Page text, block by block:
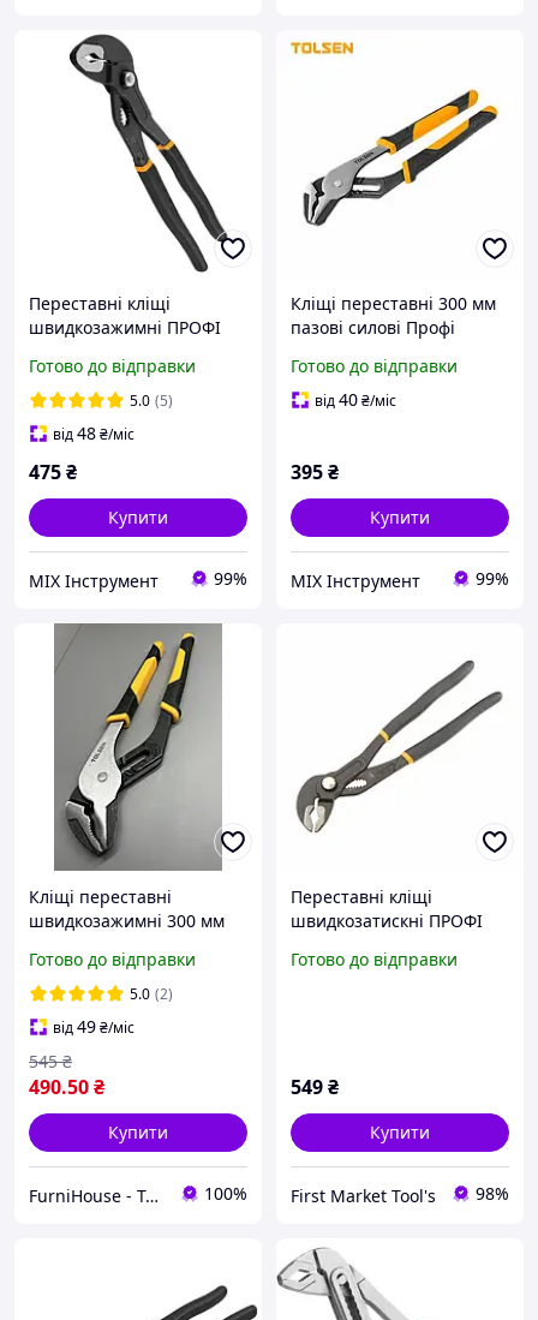
Переставні кліщі
швидкозажимні ПРОФІ
Готово до відправки
5.0 (5)
від48₴/міс
475₴
Купити
MIX Інструмент 99%
Кліщі переставні 300 мм
пазові силові Профі
Готово до відправки
від40₴/міс
395₴
Купити
MIX Інструмент 99%
Кліщі переставні
швидкозажимні 300 мм
пазові для сантехнічних,
монтажних робіт, труб,
гайок
Готово до відправки
5.0 (2)
від49₴/міс
490.50₴
545 ₴
Купити
FurniHouse - Товари для дому та саду 100%
Переставні кліщі
швидкозатискні ПРОФІ
Готово до відправки
549₴
Купити
First Market Tool's 98%